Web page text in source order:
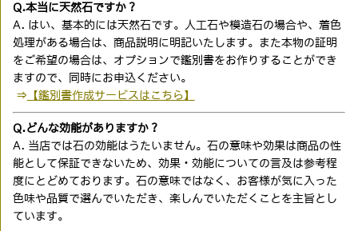
Q.本当に天然石ですか？
A. はい、基本的には天然石です。人工石や模造石の場合や、着色
処理がある場合は、商品説明に明記いたします。また本物の証明
をご希望の場合は、オプションで鑑別書をお作りすることができ
ますので、同時にお申込ください。
⇒ 【鑑別書作成サービスはこちら】
Q.どんな効能がありますか？
A. 当店では石の効能はうたいません。石の意味や効果は商品の性
能として保証できないため、効果・効能についての言及は参考程
度にとどめております。石の意味ではなく、お客様が気に入った
色味や品質で選んでいただき、楽しんでいただくことを主旨とし
ています。